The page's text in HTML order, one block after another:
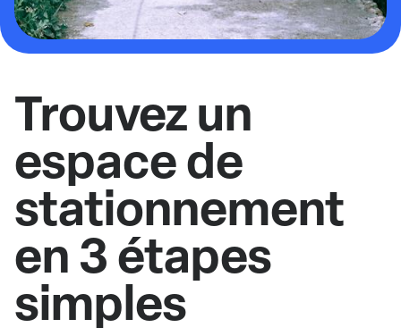
Trouvez un
espace de
stationnement
en 3 étapes
simples